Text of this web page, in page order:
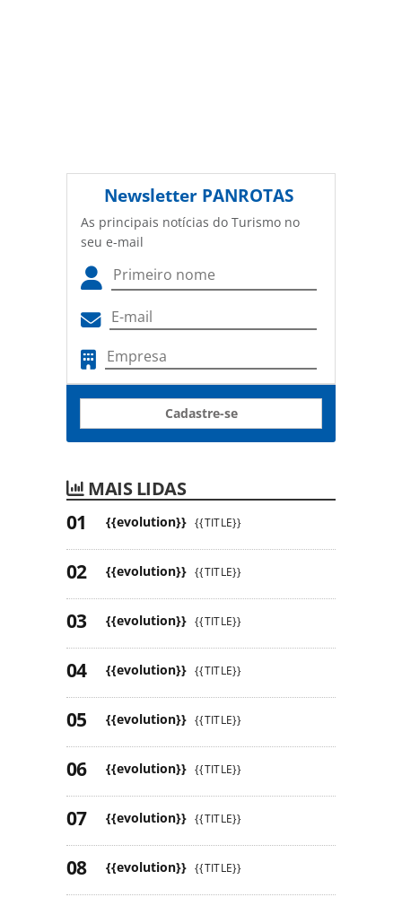
Newsletter PANROTAS
As principais notícias do Turismo no
seu e-mail
Cadastre-se
MAIS LIDAS
{{evolution}} {{TITLE}}
{{evolution}} {{TITLE}}
{{evolution}} {{TITLE}}
{{evolution}} {{TITLE}}
{{evolution}} {{TITLE}}
{{evolution}} {{TITLE}}
{{evolution}} {{TITLE}}
{{evolution}} {{TITLE}}